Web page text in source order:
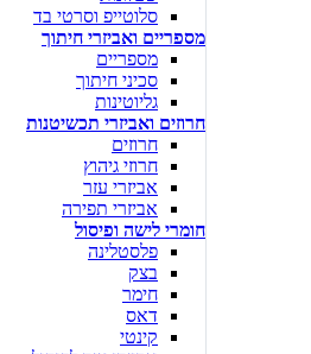
סלוטייפ וסרטי בד
מספריים ואביזרי חיתוך
מספריים
סכיני חיתוך
גליוטינות
חרוזים ואביזרי תכשיטנות
חרוזים
חרוזי גיהוץ
אביזרי עזר
אביזרי תפירה
חומרי לישה ופיסול
פלסטלינה
בצק
חימר
דאס
קינטי